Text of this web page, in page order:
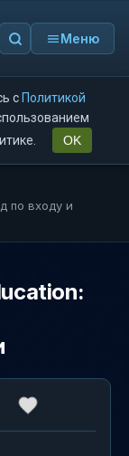
Меню
с Политикой
OK
по входу и